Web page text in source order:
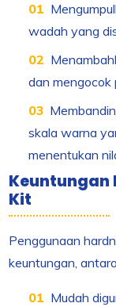
wadah yang
dan mengocok
skala warna
menentukan
Keuntungan
Kit
Penggunaan
keuntungan,
Mudah